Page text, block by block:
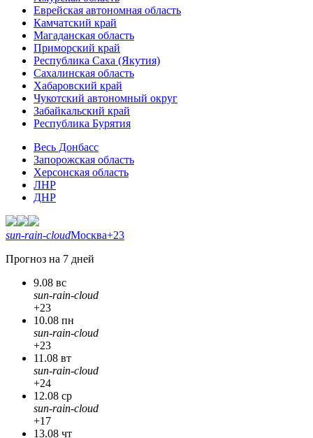
Еврейская автономная область
Камчатский край
Магаданская область
Приморский край
Республика Саха (Якутия)
Сахалинская область
Хабаровский край
Чукотский автономный округ
Забайкальский край
Республика Бурятия
Весь Донбасс
Запорожская область
Херсонская область
ЛНР
ДНР
sun-rain-cloudМосква+23
Прогноз на 7 дней
9.08 вс
sun-rain-cloud
+23
10.08 пн
sun-rain-cloud
+23
11.08 вт
sun-rain-cloud
+24
12.08 ср
sun-rain-cloud
+17
13.08 чт